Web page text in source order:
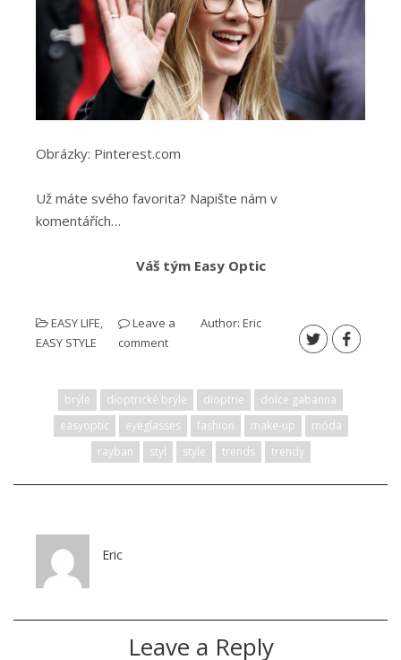
Obrázky: Pinterest.com
Už máte svého favorita? Napište nám v
komentářích…
Váš tým Easy Optic
EASY LIFE,
EASY STYLE
Leave a
comment
Author: Eric
brýle dioptrické brýle dioptrie
dolce gabanna
easyoptic
eyeglasses fashion make-up
móda
rayban
styl style trends trendy
Eric
Leave a Reply